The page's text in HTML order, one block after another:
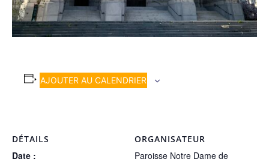
AJOUTER AU CALENDRIER
DÉTAILS
Date :
ORGANISATEUR
Paroisse Notre Dame de